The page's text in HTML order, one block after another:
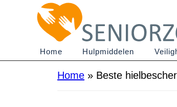
Home Hulpmiddelen
Home » Beste